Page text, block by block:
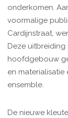
onderkomen.
voormalige
Cardijnstraat,
Deze
hoofdgebouw
en
ensemble.
De nieuwe